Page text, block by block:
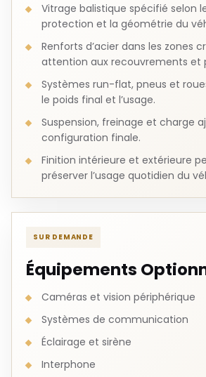
Vitrage balistique spécifié selon
protection et la géométrie du
Renforts d’acier dans les zones
attention aux recouvrements et
Systèmes run-flat, pneus et
le poids final et l’usage.
Suspension, freinage et charge
configuration finale.
Finition intérieure et extérieure
préserver l’usage quotidien du
SUR DEMANDE
Équipements
Caméras et vision périphérique
Systèmes de communication
Éclairage et sirène
Interphone